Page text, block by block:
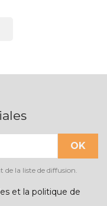
la liste de diffusion.
et la politique de